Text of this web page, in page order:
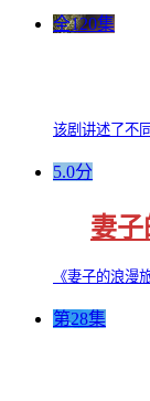
全120集
该剧讲述了不
5.0分
妻
《妻子的浪漫
第28集